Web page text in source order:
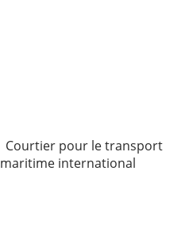
Courtier pour le transport
maritime international